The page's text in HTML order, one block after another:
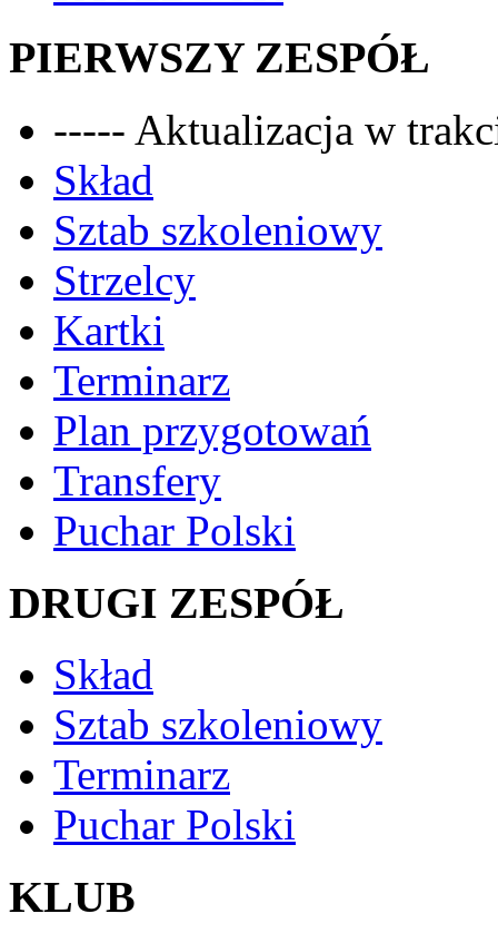
PIERWSZY ZESPÓŁ
----- Aktualizacja w
Skład
Sztab szkoleniowy
Strzelcy
Kartki
Terminarz
Plan przygotowań
Transfery
Puchar Polski
DRUGI ZESPÓŁ
Skład
Sztab szkoleniowy
Terminarz
Puchar Polski
KLUB